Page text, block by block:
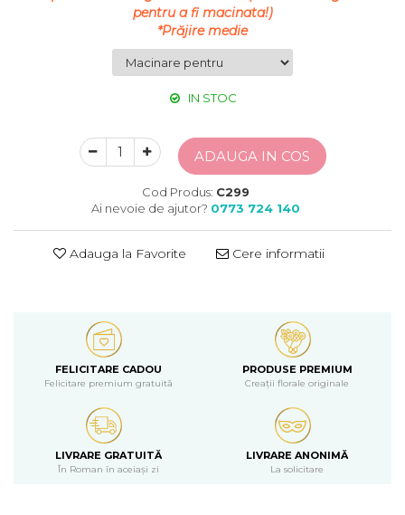
pentru a fi macinata!)
*Prăjire medie
IN STOC
ADAUGA IN COS
Cod Produs: C299
Ai nevoie de ajutor? 0773 724 140
Adauga la Favorite Cere informatii
FELICITARE CADOU
Felicitare premium gratuită
PRODUSE PREMIUM
Creații florale originale
LIVRARE GRATUITĂ
În Roman în aceiași zi
LIVRARE ANONIMĂ
La solicitare